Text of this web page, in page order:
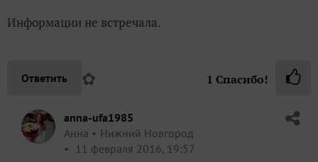
Информации не встречала.
Ответить ✿ 1 Спасибо!
anna-ufa1985
Анна
Нижний Новгород
11 февраля 2016, 19:57